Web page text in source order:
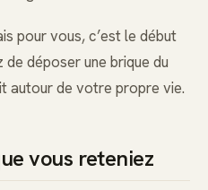
pour vous, c’est le début
de déposer une brique du
autour de votre propre vie.
vous reteniez